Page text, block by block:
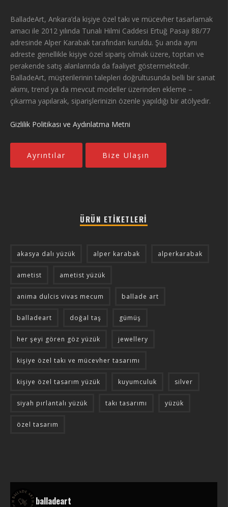
BalladeArt, Ankara’da kişiye özel takı ve mücevher tasarlamak
amacı ile 2012 yılında Tunalı Hilmi Caddesi Ertuğ Pasajı 88/77
adresinde Alper Karabak tarafından kuruldu. Şu anda aynı
adreste genellikle kişiye özel sipariş olmak üzere, toptan ve
perakende satış alanlarında da faaliyet göstermektedir.
BalladeArt, müşterilerinin talepleri doğrultusunda belli bir sanat
akımı, trend ya da mevcut modeller üzerinden ekleme –
çıkarma yapılarak, siparişlerinizin özenle yapıldığı bir atölyedir.
Gizlilik Politikası ve Aydınlatma Metni
Ayrıntılar Bize Ulaşın
ÜRÜN ETIKETLERI
akasya dalı yüzük alper karabak alperkarabak
ametist ametist yüzük
anima dulcis vivas mecum ballade art
balladeart doğal taş gümüş
her şeyi gören göz yüzük jewellery
kişiye özel takı ve mücevher tasarımı
kişiye özel tasarım yüzük kuyumculuk silver
siyah pırlantalı yüzük takı tasarımı yüzük
özel tasarım
balladeart